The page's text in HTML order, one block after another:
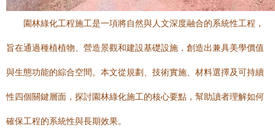
園林綠化工程施工是一項將自然與人文深度融合的系統性工程，
旨在通過種植植物、營造景觀和建設基礎設施，創造出兼具美學價值
與生態功能的綜合空間。本文從規劃、技術實施、材料選擇及可持續
性四個關鍵層面，探討園林綠化施工的核心要點，幫助讀者理解如何
確保工程的系統性與長期效果。